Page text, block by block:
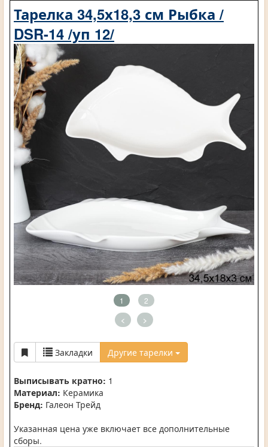
Тарелка 34,5х18,3 см Рыбка /
DSR-14 /уп 12/
1 2
< >
Закладки Другие тарелки
Выписывать кратно: 1
Материал: Керамика
Бренд: Галеон Трейд
Указанная цена уже включает все дополнительные
сборы.